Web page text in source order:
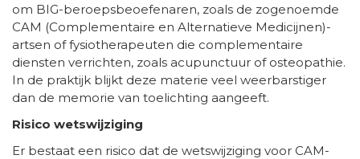
om BIG-beroepsbeoefenaren, zoals de zogenoemde
CAM (Complementaire en Alternatieve Medicijnen)-
artsen of fysiotherapeuten die complementaire
diensten verrichten, zoals acupunctuur of osteopathie.
In de praktijk blijkt deze materie veel weerbarstiger
dan de memorie van toelichting aangeeft.
Risico wetswijziging
Er bestaat een risico dat de wetswijziging voor CAM-